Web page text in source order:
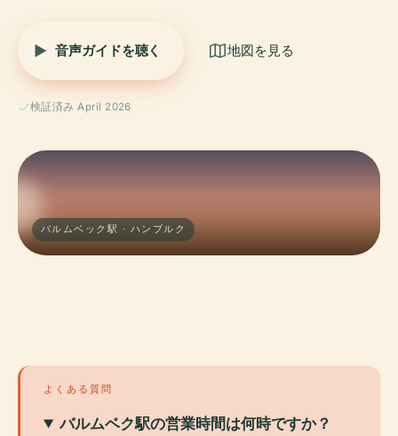
音声ガイドを聴く 地図を見る
検証済み April 2026
バルムベック駅 · ハンブルク
よくある質問
バルムベク駅の営業時間は何時ですか？